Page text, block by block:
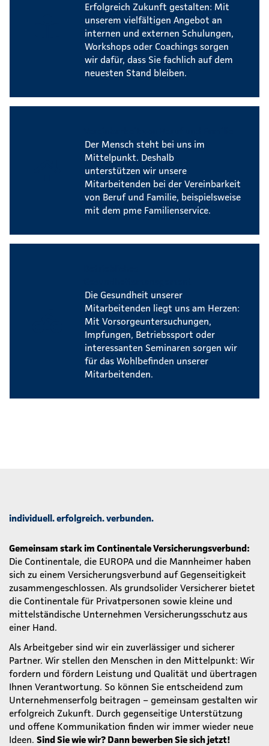
Erfolgreich Zukunft gestalten: Mit
unserem vielfältigen Angebot an
internen und externen Schulungen,
Workshops oder Coachings sorgen
wir dafür, dass Sie fachlich auf dem
neuesten Stand bleiben.
Der Mensch steht bei uns im
Mittelpunkt. Deshalb
unterstützen wir unsere
Mitarbeitenden bei der Vereinbarkeit
von Beruf und Familie, beispielsweise
mit dem pme Familienservice.
Die Gesundheit unserer
Mitarbeitenden liegt uns am Herzen:
Mit Vorsorgeuntersuchungen,
Impfungen, Betriebssport oder
interessanten Seminaren sorgen wir
für das Wohlbefinden unserer
Mitarbeitenden.
individuell. erfolgreich. verbunden.
Gemeinsam stark im Continentale Versicherungsverbund:
Die Continentale, die EUROPA und die Mannheimer haben
sich zu einem Versicherungsverbund auf Gegenseitigkeit
zusammengeschlossen. Als grundsolider Versicherer bietet
die Continentale für Privatpersonen sowie kleine und
mittelständische Unternehmen Versicherungsschutz aus
einer Hand.
Als Arbeitgeber sind wir ein zuverlässiger und sicherer
Partner. Wir stellen den Menschen in den Mittelpunkt: Wir
fordern und fördern Leistung und Qualität und übertragen
Ihnen Verantwortung. So können Sie entscheidend zum
Unternehmenserfolg beitragen – gemeinsam gestalten wir
erfolgreich Zukunft. Durch gegenseitige Unterstützung
und offene Kommunikation finden wir immer wieder neue
Ideen. Sind Sie wie wir? Dann bewerben Sie sich jetzt!